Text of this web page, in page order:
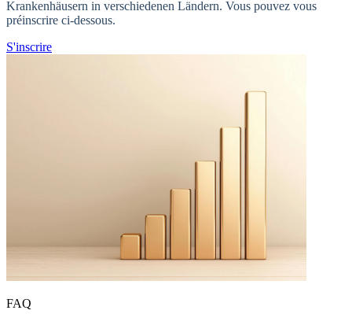
Krankenhäusern in verschiedenen Ländern. Vous pouvez vous
préinscrire ci-dessous.
S'inscrire
FAQ